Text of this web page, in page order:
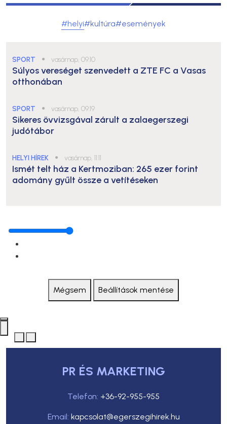
#helyi#kultúra#események
SPORT ● vasárnap, 09:10
Súlyos vereséget szenvedett a ZTE FC a Vasas
otthonában
SPORT ● vasárnap, 09:19
Sikeres övvizsgával zárult a zalaegerszegi
judótábor
HELYI HÍREK ● vasárnap, 11:11
Ismét telt ház a Kertmoziban: 265 ezer forint
adomány gyűlt össze a vetítéseken
Mégsem Beállítások mentése
PR ÉS MARKETING
Telefon: +36-92-955-955
Email: kapcsolat@egerszegihirek.hu